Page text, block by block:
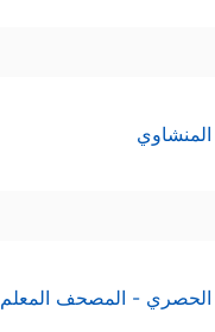
الحصري - المصحف المعلم